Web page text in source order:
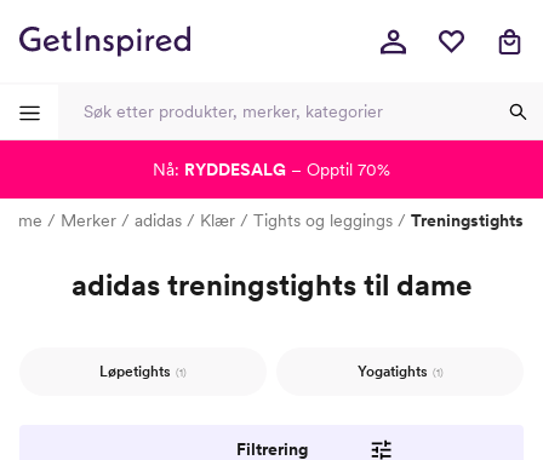
Merker adidas Klær Tights og leggings Treningstights
adidas treningstights til dame
Løpetights (1) Yogatights (1)
Filtrering
Nå: RYDDESALG – Opptil 70%
-
-
-
-